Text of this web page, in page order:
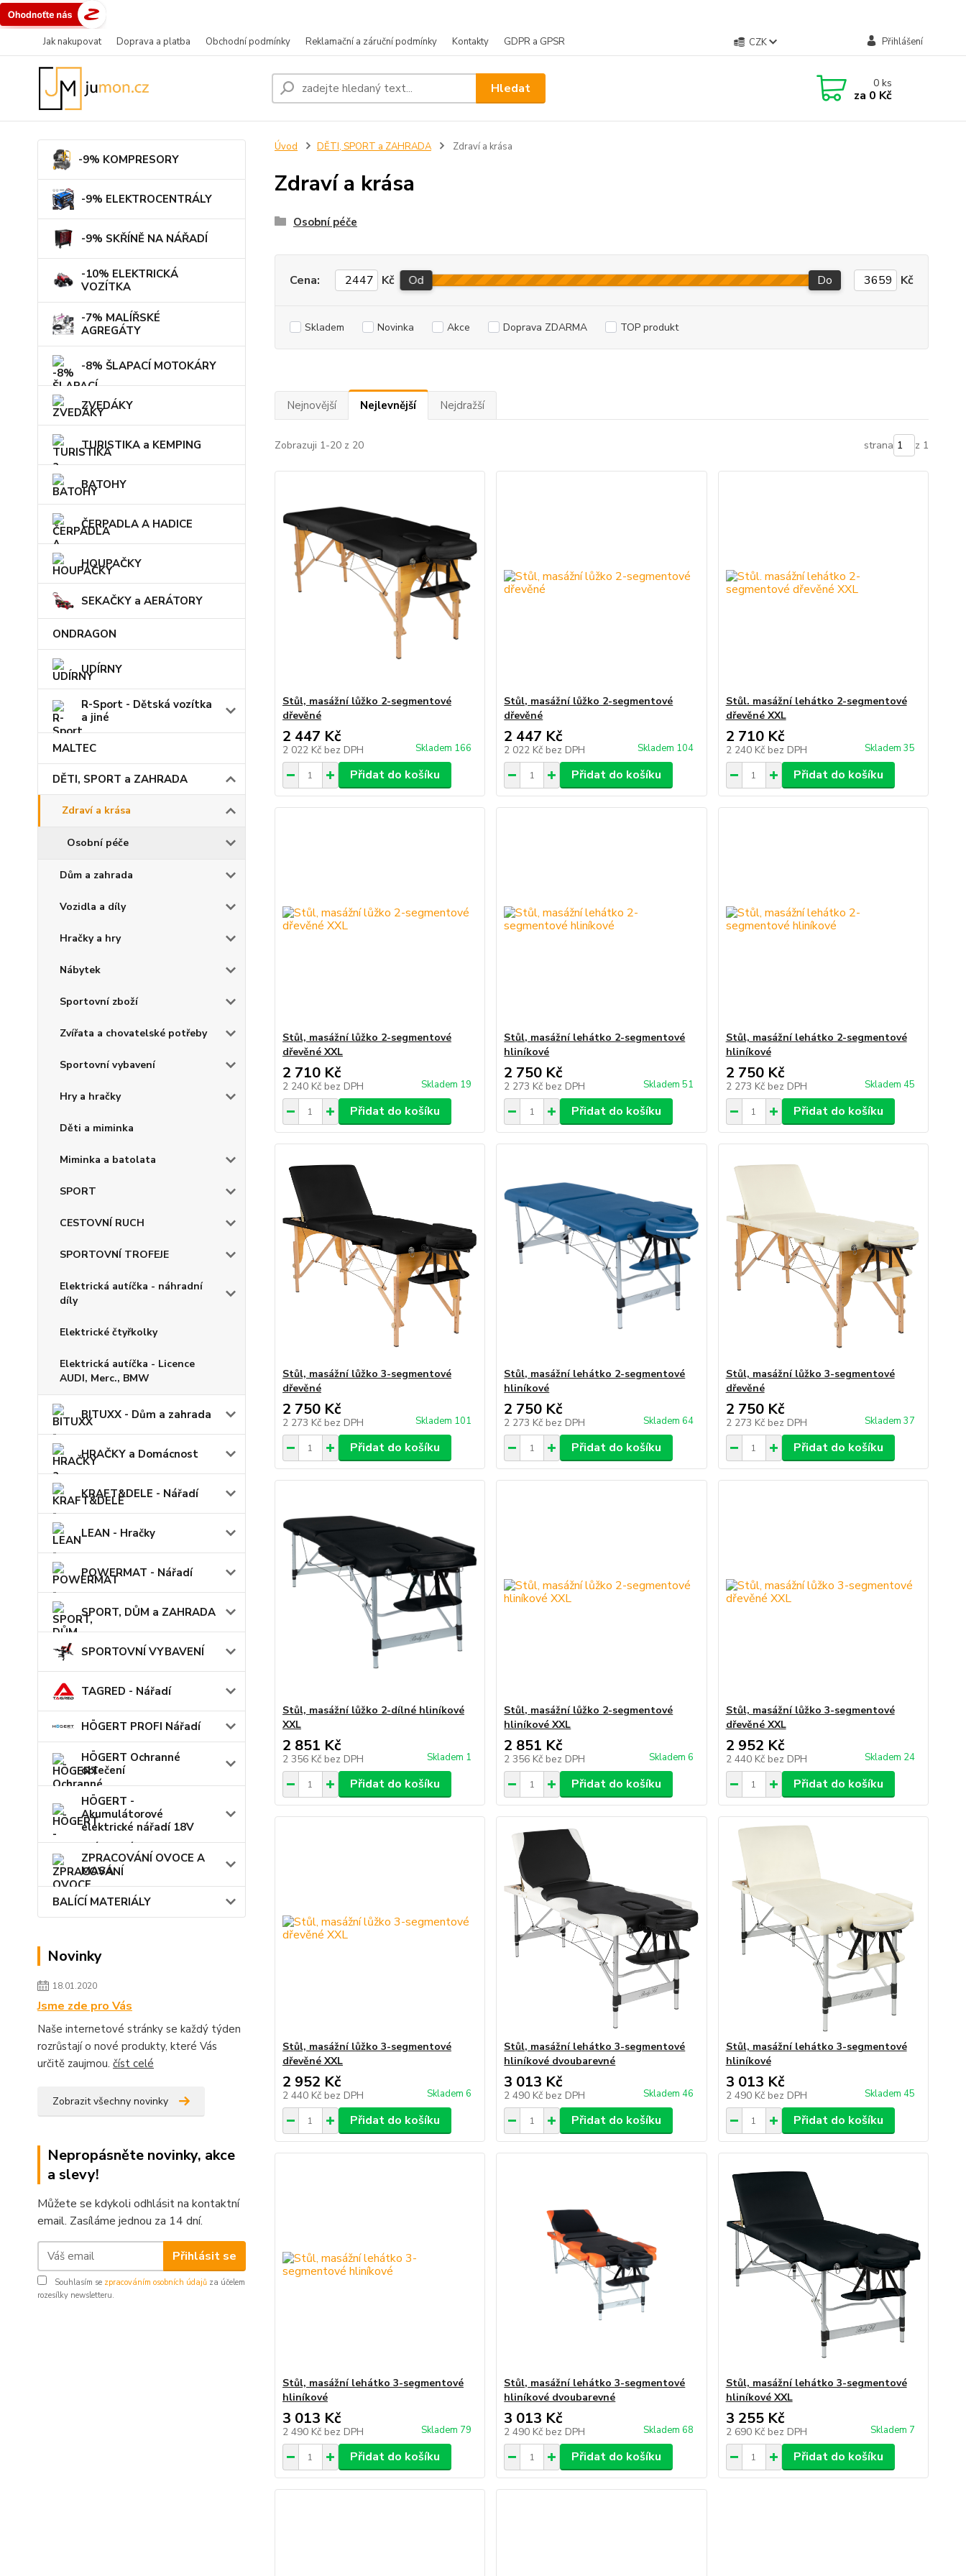
Jak nakupovat Doprava a platba Obchodní podmínky Reklamační a záruční podmínky Kontakty GDPR a GPSR CZK Přihlášení
Hledat 0ks
za 0 Kč
-9% KOMPRESORY
-9% ELEKTROCENTRÁLY
-9% SKŘÍNĚ NA NÁŘADÍ
-10% ELEKTRICKÁ
VOZÍTKA
-7% MALÍŘSKÉ
AGREGÁTY
-8% ŠLAPACÍ MOTOKÁRY
ZVEDÁKY
TURISTIKA a KEMPING
BATOHY
ČERPADLA A HADICE
HOUPAČKY
SEKAČKY a AERÁTORY
ONDRAGON
UDÍRNY
R-Sport - Dětská vozítka
a jiné
MALTEC
DĚTI, SPORT a ZAHRADA
Zdraví a krása
Osobní péče
Dům a zahrada
Vozidla a díly
Hračky a hry
Nábytek
Sportovní zboží
Zvířata a chovatelské potřeby
Sportovní vybavení
Hry a hračky
Děti a miminka
Miminka a batolata
SPORT
CESTOVNÍ RUCH
SPORTOVNÍ TROFEJE
Elektrická autíčka - náhradní
díly
Elektrické čtyřkolky
Elektrická autíčka - Licence
AUDI, Merc., BMW
BITUXX - Dům a zahrada
HRAČKY a Domácnost
KRAFT&DELE - Nářadí
LEAN - Hračky
POWERMAT - Nářadí
SPORT, DŮM a ZAHRADA
SPORTOVNÍ VYBAVENÍ
TAGRED - Nářadí
HÖGERT PROFI Nářadí
HÖGERT Ochranné
oblečení
HÖGERT -
Akumulátorové
elektrické nářadí 18V
ZPRACOVÁNÍ OVOCE A
MASA
BALÍCÍ MATERIÁLY
Novinky
18.01.2020
Jsme zde pro Vás
Naše internetové stránky se každý týden
rozrůstají o nové produkty, které Vás
určitě zaujmou. číst celé
Zobrazit všechny novinky
Nepropásněte novinky, akce
a slevy!
Můžete se kdykoli odhlásit na kontaktní
email. Zasíláme jednou za 14 dní.
Přihlásit se
Souhlasím se zpracováním osobních údajů za účelem
rozesílky newsletteru.
Úvod DĚTI, SPORT a ZAHRADA Zdraví a krása
Zdraví a krása
Osobní péče
Cena: Kč Od Do Kč
Skladem Novinka Akce Doprava ZDARMA TOP produkt
Nejnovější Nejlevnější Nejdražší
Zobrazuji 1-20 z 20 strana z 1
Stůl, masážní lůžko 2-segmentové
dřevěné
2 447 Kč
2 022 Kč bez DPH Skladem 166
Přidat do košíku
Stůl, masážní lůžko 2-segmentové
dřevěné
2 447 Kč
2 022 Kč bez DPH Skladem 104
Přidat do košíku
Stůl. masážní lehátko 2-segmentové
dřevěné XXL
2 710 Kč
2 240 Kč bez DPH Skladem 35
Přidat do košíku
Stůl, masážní lůžko 2-segmentové
dřevěné XXL
2 710 Kč
2 240 Kč bez DPH Skladem 19
Přidat do košíku
Stůl, masážní lehátko 2-segmentové
hliníkové
2 750 Kč
2 273 Kč bez DPH Skladem 51
Přidat do košíku
Stůl, masážní lehátko 2-segmentové
hliníkové
2 750 Kč
2 273 Kč bez DPH Skladem 45
Přidat do košíku
Stůl, masážní lůžko 3-segmentové
dřevěné
2 750 Kč
2 273 Kč bez DPH Skladem 101
Přidat do košíku
Stůl, masážní lehátko 2-segmentové
hliníkové
2 750 Kč
2 273 Kč bez DPH Skladem 64
Přidat do košíku
Stůl, masážní lůžko 3-segmentové
dřevěné
2 750 Kč
2 273 Kč bez DPH Skladem 37
Přidat do košíku
Stůl, masážní lůžko 2-dílné hliníkové
XXL
2 851 Kč
2 356 Kč bez DPH Skladem 1
Přidat do košíku
Stůl, masážní lůžko 2-segmentové
hliníkové XXL
2 851 Kč
2 356 Kč bez DPH Skladem 6
Přidat do košíku
Stůl, masážní lůžko 3-segmentové
dřevěné XXL
2 952 Kč
2 440 Kč bez DPH Skladem 24
Přidat do košíku
Stůl, masážní lůžko 3-segmentové
dřevěné XXL
2 952 Kč
2 440 Kč bez DPH Skladem 6
Přidat do košíku
Stůl, masážní lehátko 3-segmentové
hliníkové dvoubarevné
3 013 Kč
2 490 Kč bez DPH Skladem 46
Přidat do košíku
Stůl, masážní lehátko 3-segmentové
hliníkové
3 013 Kč
2 490 Kč bez DPH Skladem 45
Přidat do košíku
Stůl, masážní lehátko 3-segmentové
hliníkové
3 013 Kč
2 490 Kč bez DPH Skladem 79
Přidat do košíku
Stůl, masážní lehátko 3-segmentové
hliníkové dvoubarevné
3 013 Kč
2 490 Kč bez DPH Skladem 68
Přidat do košíku
Stůl, masážní lehátko 3-segmentové
hliníkové XXL
3 255 Kč
2 690 Kč bez DPH Skladem 7
Přidat do košíku